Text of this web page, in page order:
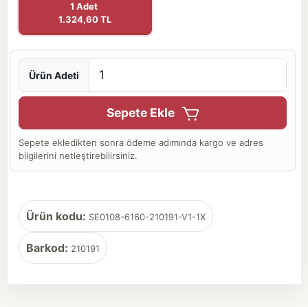
1 Adet
1.324,60 TL
Ürün Adeti
Sepete Ekle
Sepete ekledikten sonra ödeme adımında kargo ve adres
bilgilerini netleştirebilirsiniz.
Ürün kodu: SE0108-6160-210191-V1-1X
Barkod: 210191